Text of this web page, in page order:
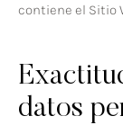
contiene el Sitio
datos